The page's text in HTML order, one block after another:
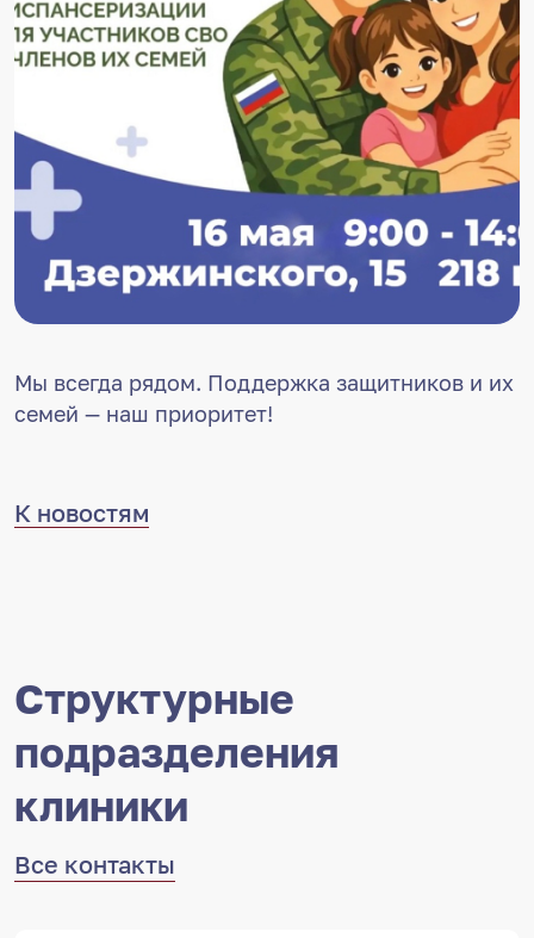
Мы всегда рядом. Поддержка защитников и их
семей — наш приоритет!
К новостям
Структурные
подразделения
клиники
Все контакты